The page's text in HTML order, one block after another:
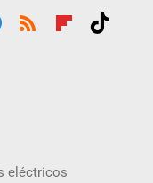
eléctricos